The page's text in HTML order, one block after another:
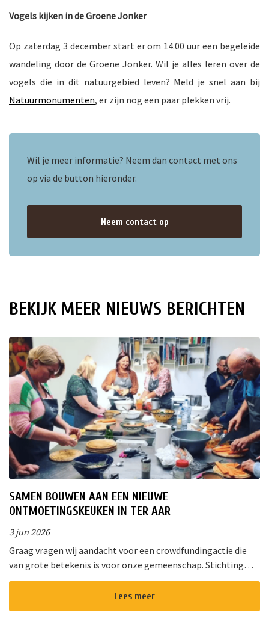
Vogels kijken in de Groene Jonker
Op zaterdag 3 december start er om 14.00 uur een begeleide
wandeling door de Groene Jonker. Wil je alles leren over de
vogels die in dit natuurgebied leven? Meld je snel aan bij
Natuurmonumenten, er zijn nog een paar plekken vrij.
Wil je meer informatie? Neem dan contact met ons
op via de button hieronder.
Neem contact op
BEKIJK MEER NIEUWS BERICHTEN
SAMEN BOUWEN AAN EEN NIEUWE
ONTMOETINGSKEUKEN IN TER AAR
3 jun 2026
Graag vragen wij aandacht voor een crowdfundingactie die
van grote betekenis is voor onze gemeenschap. Stichting
!Triggr en SPAN vormen samen een multifunctioneel
cultureel centrum waar m...Lees meer